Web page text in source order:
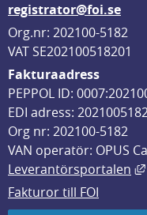
registrator@foi.se
Org.nr: 202100-5182
VAT SE202100518201
Fakturaadress
PEPPOL ID:
EDI adress:
Org nr: 202100-5182
VAN operatör: OPUS
Leverantörsportalen
Fakturor till FOI